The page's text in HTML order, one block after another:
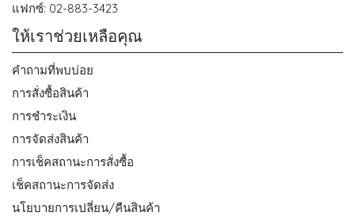
แฟกซ์: 02-883-3423
ให้เราช่วยเหลือคุณ
คำถามที่พบบ่อย
การสั่งซื้อสินค้า
การชำระเงิน
การจัดส่งสินค้า
การเช็คสถานะการสั่งซื้อ
เช็คสถานะการจัดส่ง
นโยบายการเปลี่ยน/คืนสินค้า